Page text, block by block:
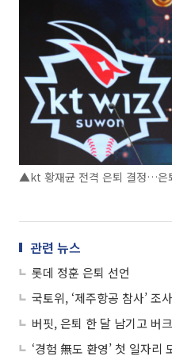
▲kt 황재균 전격 은퇴 결정…은
관련 뉴스
롯데 정훈 은퇴 선언
국토위, ‘제주항공 참사’ 조
버핏, 은퇴 한 달 남기고 버
‘경험 無도 환영’ 첫 일자리